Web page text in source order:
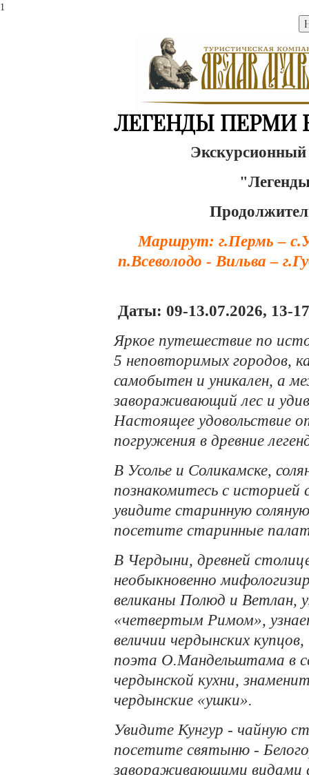
1
ЛЕГЕНДЫ ПЕРМИ
Маршрут: г.Пермь –
п.Всеволодо - Вильва –
Даты: 09-13.07.2026, 13-
Яркое путешествие по
5 неповторимых городов,
самобытен и уникален, а
завораживающий лес и
Настоящее удовольствие
погружения в древние
В Усолье и Соликамске,
познакомитесь с
увидите старинную
посетите старинные
В Чердыни, древней
необыкновенно
великаны Полюд и Ветлан,
«четвертым Римом»,
величии чердынских
поэта О.Мандельштама в
чердынской кухни,
чердынские «ушки».
Увидите Кунгур - чайную
посетите святыню -
завораживающими видами